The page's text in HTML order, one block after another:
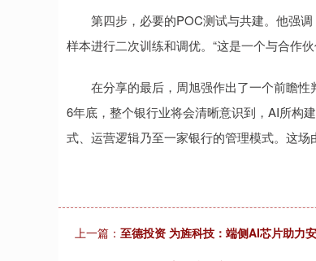
第四步，必要的POC测试与共建。他强调
样本进行二次训练和调优。“这是一个与合作
在分享的最后，周旭强作出了一个前瞻性
6年底，整个银行业将会清晰意识到，AI所构
式、运营逻辑乃至一家银行的管理模式。这场
上一篇： 至德投资 为旌科技：端侧AI芯片助力